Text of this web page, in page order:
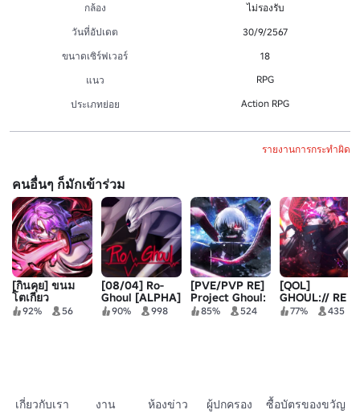
กล้อง
ไม่รองรับ
วันที่อัปเดต
30/9/2567
ขนาดเซิร์ฟเวอร์
18
แนว
RPG
ประเภทย่อย Action RPG
รายงานการกระทำผิด
คนอื่นๆ ก็มักเข้าร่วม
[กินคุย] ขนม
โตเกียว
92% 56
[08/04] Ro-
Ghoul [ALPHA]
90% 998
[PVE/PVP RE]
Project Ghoul:
re85% 524
[QOL]
GHOUL:// RE
77% 435
เกี่ยวกับเรา งาน ห้องข่าว ผู้ปกครอง ซื้อบัตรของขวัญ